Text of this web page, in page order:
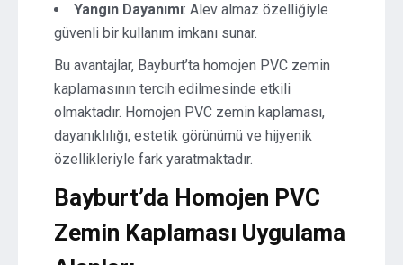
Yangın Dayanımı: Alev almaz özelliğiyle
güvenli bir kullanım imkanı sunar.
Bu avantajlar, Bayburt’ta homojen PVC zemin
kaplamasının tercih edilmesinde etkili
olmaktadır. Homojen PVC zemin kaplaması,
dayanıklılığı, estetik görünümü ve hijyenik
özellikleriyle fark yaratmaktadır.
Bayburt’da Homojen PVC
Zemin Kaplaması Uygulama